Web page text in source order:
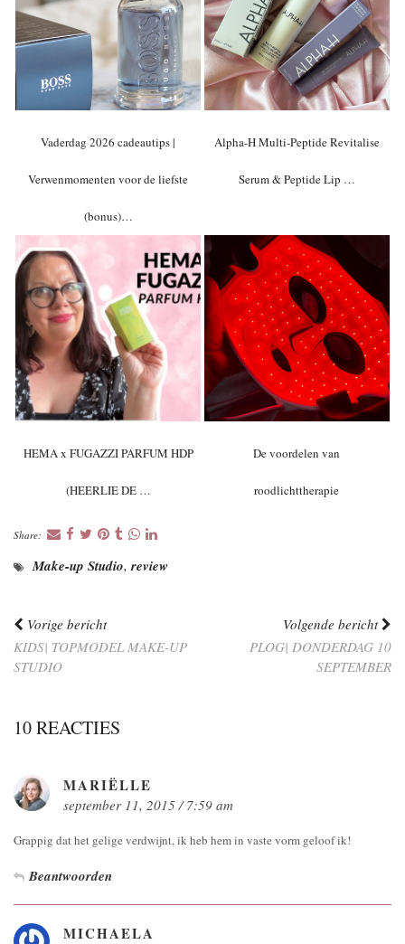
Vaderdag 2026 cadeautips |
Verwenmomenten voor de liefste
(bonus)…
Alpha-H Multi-Peptide Revitalise
Serum & Peptide Lip …
HEMA x FUGAZZI PARFUM HDP
(HEERLIE DE …
De voordelen van
roodlichttherapie
Share:
Make-up Studio, review
Vorige bericht
KIDS| TOPMODEL MAKE-UP
STUDIO
Volgende bericht
PLOG| DONDERDAG 10
SEPTEMBER
10 REACTIES
MARIËLLE
september 11, 2015 / 7:59 am
Grappig dat het gelige verdwijnt, ik heb hem in vaste vorm geloof ik!
Beantwoorden
MICHAELA